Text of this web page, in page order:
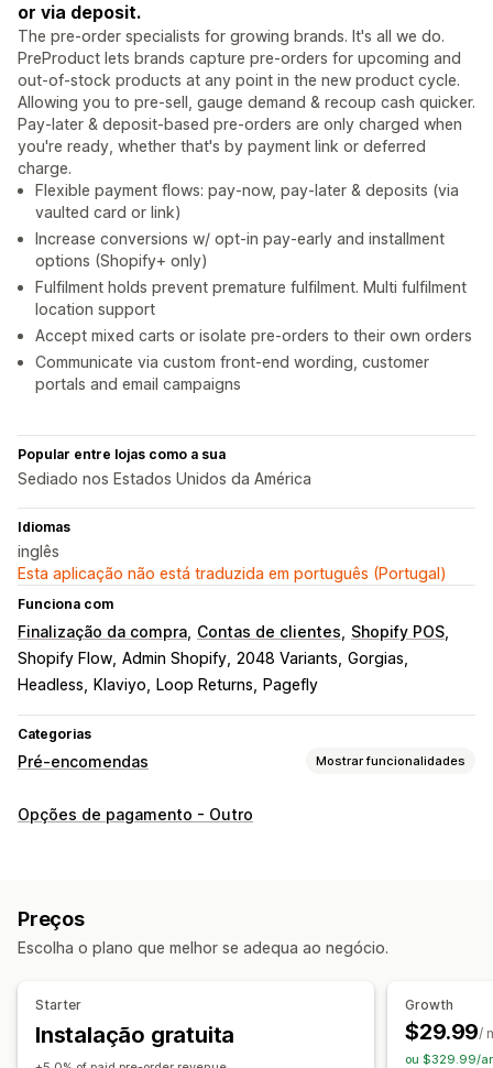
or via deposit.
The pre-order specialists for growing brands. It's all we do.
PreProduct lets brands capture pre-orders for upcoming and
out-of-stock products at any point in the new product cycle.
Allowing you to pre-sell, gauge demand & recoup cash quicker.
Pay-later & deposit-based pre-orders are only charged when
you're ready, whether that's by payment link or deferred
charge.
Flexible payment flows: pay-now, pay-later & deposits (via
vaulted card or link)
Increase conversions w/ opt-in pay-early and installment
options (Shopify+ only)
Fulfilment holds prevent premature fulfilment. Multi fulfilment
location support
Accept mixed carts or isolate pre-orders to their own orders
Communicate via custom front-end wording, customer
portals and email campaigns
Popular entre lojas como a sua
Sediado nos Estados Unidos da América
Idiomas
inglês
Esta aplicação não está traduzida em português (Portugal)
Funciona com
Finalização da compra Contas de clientes
Shopify POS
Shopify Flow Admin Shopify 2048 Variants Gorgias
Headless
Klaviyo Loop Returns Pagefly
Categorias
Pré-encomendas Mostrar funcionalidades
Tipo de encomenda
Personalização
Texto personalizado
Multilingue
Limites de encomenda
Data de disponibilidade Variantes
Opções de pagamento - Outro
Preços
Escolha o plano que melhor se adequa ao negócio.
Starter
Instalação gratuita
Growth
$29.99/
ou $329.99/